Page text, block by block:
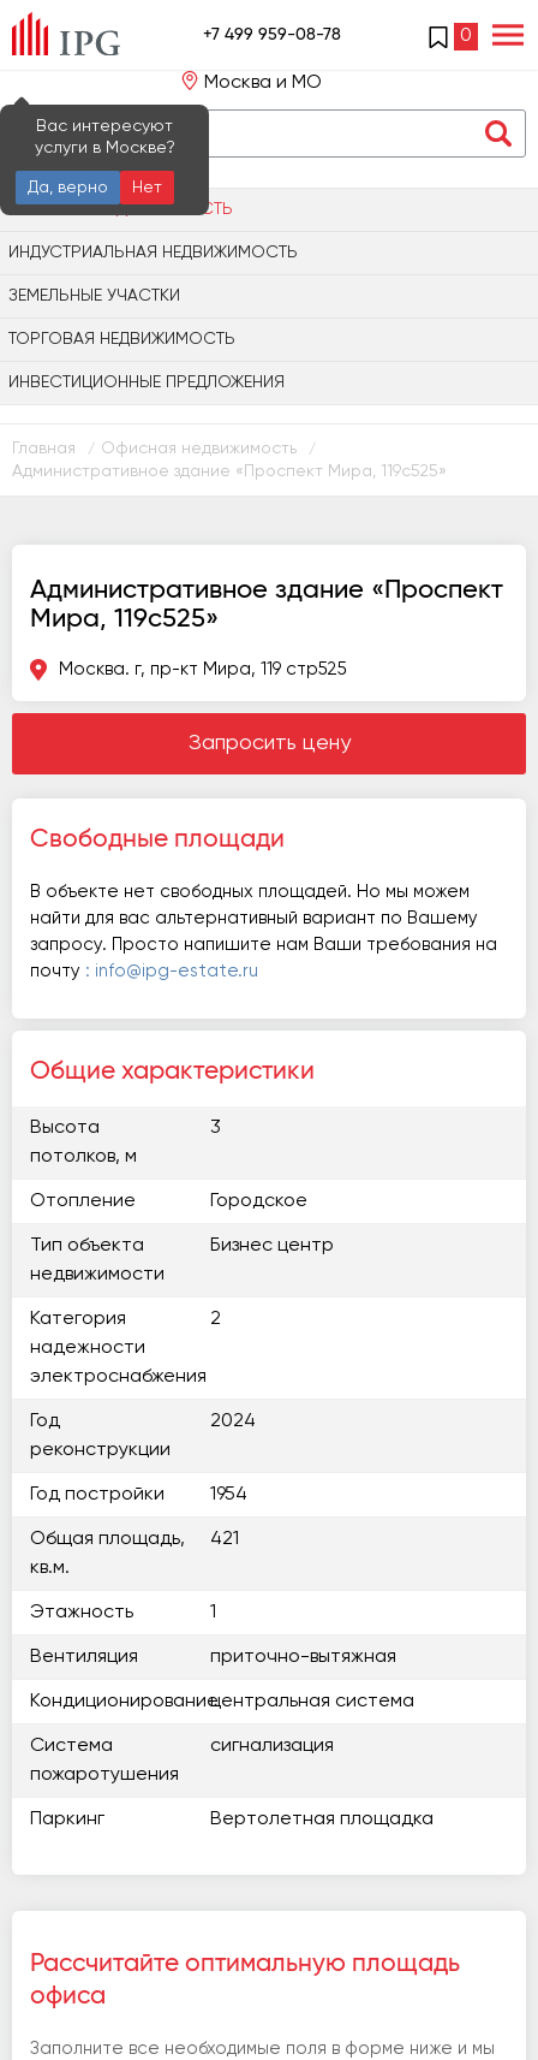
+7 499 959-08-78 0
Москва и МО
Вас интересуют
услуги в Москве?
Да, верно
Нет
ОФИСНАЯ НЕДВИЖИМОСТЬ
ИНДУСТРИАЛЬНАЯ НЕДВИЖИМОСТЬ
ЗЕМЕЛЬНЫЕ УЧАСТКИ
ТОРГОВАЯ НЕДВИЖИМОСТЬ
ИНВЕСТИЦИОННЫЕ ПРЕДЛОЖЕНИЯ
Главная / Офисная недвижимость /
Административное здание «Проспект Мира, 119с525»
Административное здание «Проспект
Мира, 119с525»
Москва. г, пр-кт Мира, 119 стр525
Запросить цену
Свободные площади
В объекте нет свободных площадей. Но мы можем
найти для вас альтернативный вариант по Вашему
запросу. Просто напишите нам Ваши требования на
почту : info@ipg-estate.ru
Общие характеристики
Высота
потолков, м
3
Отопление Городское
Тип объекта
недвижимости
Бизнес центр
Категория
надежности
электроснабжения
2
Год
реконструкции
2024
Год постройки 1954
Общая площадь,
кв.м.
421
Этажность 1
Вентиляция приточно-вытяжная
Кондиционированиецентральная система
Система
пожаротушения
сигнализация
Паркинг Вертолетная площадка
Рассчитайте оптимальную площадь
офиса
Заполните все необходимые поля в форме ниже и мы